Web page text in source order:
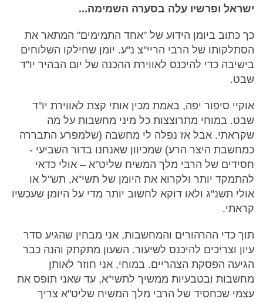
ישראל ופרשיו עלה בסערה השמימה...
כך כתוב ביומן הידוע של "אחד התמימים" המתאר את
הסתלקותו של הרבי הריי''צ נ''ע. יומן שחילקו השלוחים
בישיבה כדי להיכנס לאווירת ההכנה של יום הבהיר יו''ד
שבט.
אוקיי סיפור יפה, באמת מכין אותי קצת לאווירת יו''ד
שבט. במוחי מתרוצצות כל מיני מחשבות על מה
שקראתי. אבל אז נפלה לי מחשבה (שלמפרע התבררה
כמחשבת היצר הרע) שמכיוון שאנחנו בדור השביעי -
חסידים של הרבי מלך המשיח שליט''א – אולי כדאי
להתמקד יותר ולקרוא את היומן של תשי''א, תש''ל או
אולי תשנ''ג ולאו דוקא לחשוב יותר מדי על היומן שעכשיו
קראתי.
תוך כדי ההרהורים והמחשבות, אני מבחין שהגיע סדר
עיון וצריכים להיכנס לשיעור. השעון מתקתק והנה כבר
הגיעה הפסקת הצהריים. במוחי, אני חוזר לאותן
מחשבות ובטבעיות ממשיך לתשי''א, עד שאני תופס את
עצמי שכחסיד של הרבי מלך המשיח שליט''א צריך